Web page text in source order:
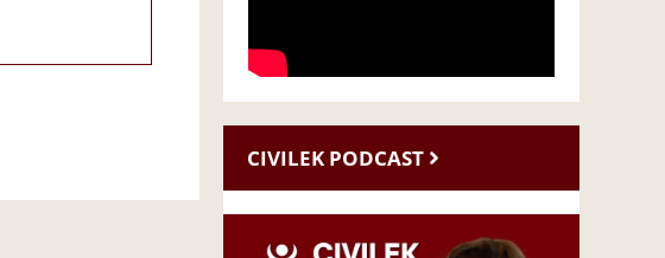
CIVILEK PODCAST